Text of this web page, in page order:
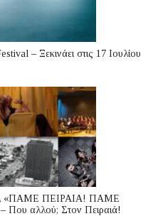
– Ξεκινάει στις 17 Ιουλίου
«ΠΑΜΕ ΠΕΙΡΑΙΑ! ΠΑΜΕ
Που αλλού; Στον Πειραιά!